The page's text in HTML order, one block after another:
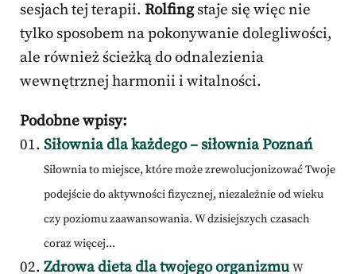
sesjach tej terapii. Rolfingstaje się więc nie
tylko sposobem na pokonywanie dolegliwości,
ale również ścieżką do odnalezienia
wewnętrznej harmonii i witalności.
Podobne wpisy:
Siłownia dla każdego – siłownia Poznań
Siłownia to miejsce, które może zrewolucjonizować Twoje
podejście do aktywności fizycznej, niezależnie od wieku
czy poziomu zaawansowania. W dzisiejszych czasach
coraz więcej...
Zdrowa dieta dla twojego organizmu W